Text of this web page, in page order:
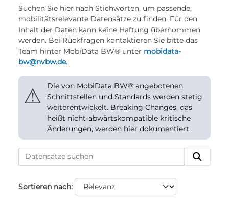
Suchen Sie hier nach Stichworten, um passende,
mobilitätsrelevante Datensätze zu finden. Für den
Inhalt der Daten kann keine Haftung übernommen
werden. Bei Rückfragen kontaktieren Sie bitte das
Team hinter MobiData BW® unter mobidata-
bw@nvbw.de.
⚠
Die von MobiData BW® angebotenen
Schnittstellen und Standards werden stetig
weiterentwickelt. Breaking Changes, das
heißt nicht-abwärtskompatible kritische
Änderungen, werden hier dokumentiert.
Sortieren nach